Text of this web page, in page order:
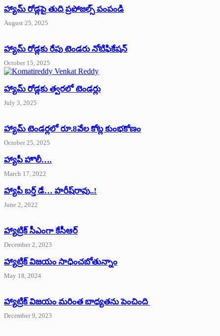
హ్యామ్‌ రోడ్లపై తుది ప్రపోజల్స్‌ పంపండి
August 25, 2025
హ్యామ్‌ రోడ్లకు రేపు టెండరు నోటిఫికేషన్‌
October 15, 2025
హ్యామ్‌ రోడ్లకు త్వరలో టెండర్లు
July 3, 2025
హ్యామ్‌ ‌టెండర్లలో రూ.8వేల కోట్ల కుంభకోణం
October 25, 2025
హ్యాపీ హొలీ….
March 17, 2022
హ్యాపీ బర్త్ ‌డే… హరీష్‌రావు..!
June 2, 2022
హ్యాట్రిక్‌ ‌సీఎంగా కేసీఆర్‌
December 2, 2023
హ్యాట్రిక్‌ విజయం సాధించబోతున్నాం
May 18, 2024
హ్యాట్రిక్ విజయం మరింత బాధ్యతను పెంచింది
December 9, 2023